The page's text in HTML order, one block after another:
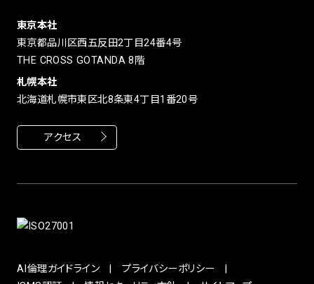
東京本社
東京都品川区西五反田2丁目24番4号
THE CROSS GOTANDA 8階
札幌本社
北海道札幌市東区北8条東4丁目1番20号
アクセス
AI倫理ガイドライン
プライバシーポリシー